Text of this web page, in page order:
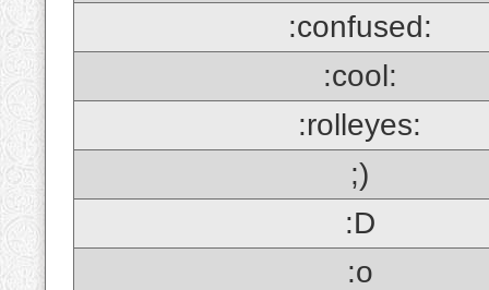
:confused:
:cool:
:rolleyes:
;)
:D
:o